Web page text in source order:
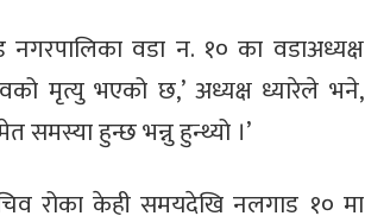
वडा न. १० का वडाअध्यक्ष
मृत्यु भएको छ,’ अध्यक्ष ध्यारेले भने,
समस्या हुन्छ भन्नु हुन्थ्यो ।’
रोका केही समयदेखि नलगाड १० मा